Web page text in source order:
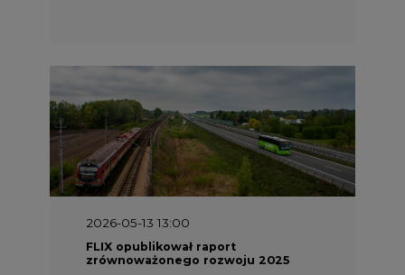
2026-05-13 13:00
FLIX opublikował raport
zrównoważonego rozwoju 2025